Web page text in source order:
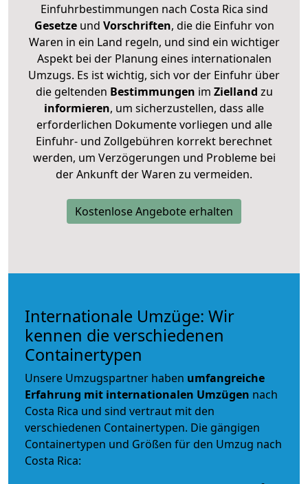
Einfuhrbestimmungen nach Costa Rica sind
Gesetzeund Vorschriften, die die Einfuhr von
Waren in ein Land regeln, und sind ein wichtiger
Aspekt bei der Planung eines internationalen
Umzugs. Es ist wichtig, sich vor der Einfuhr über
die geltenden Bestimmungen im Zielland zu
informieren, um sicherzustellen, dass alle
erforderlichen Dokumente vorliegen und alle
Einfuhr- und Zollgebühren korrekt berechnet
werden, um Verzögerungen und Probleme bei
der Ankunft der Waren zu vermeiden.
Kostenlose Angebote erhalten
Internationale Umzüge: Wir
kennen die verschiedenen
Containertypen
Unsere Umzugspartner haben umfangreiche
Erfahrung mit internationalen Umzügen nach
Costa Rica und sind vertraut mit den
verschiedenen Containertypen. Die gängigen
Containertypen und Größen für den Umzug nach
Costa Rica: